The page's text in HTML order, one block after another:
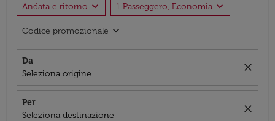
Andata e ritorno expand_more 1 Passeggero, Economia expand_more
Codice promozionale expand_more
Da
Seleziona origine
close
Per
Seleziona destinazione
close